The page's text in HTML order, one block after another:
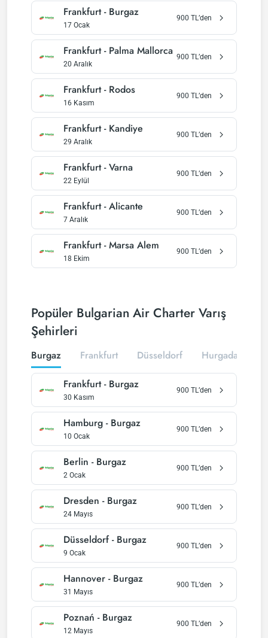
Frankfurt- Burgaz
17 Ocak
900 TL’den
Frankfurt- Palma Mallorca
20 Aralık
900 TL’den
Frankfurt- Rodos
16 Kasım
900 TL’den
Frankfurt- Kandiye
29 Aralık
900 TL’den
Frankfurt-Varna
22 Eylül
900 TL’den
Frankfurt-Alicante
7 Aralık
900 TL’den
Frankfurt-Marsa Alem
18 Ekim
900 TL’den
Popüler Bulgarian Air Charter Varış
Şehirleri
Burgaz Frankfurt Düsseldorf Hurgada
Frankfurt- Burgaz
30 Kasım
900 TL’den
Hamburg - Burgaz
10 Ocak
900 TL’den
Berlin - Burgaz
2 Ocak
900 TL’den
Dresden - Burgaz
24 Mayıs
900 TL’den
Düsseldorf- Burgaz
9 Ocak
900 TL’den
Hannover - Burgaz
31 Mayıs
900 TL’den
Poznań - Burgaz
12 Mayıs
900 TL’den